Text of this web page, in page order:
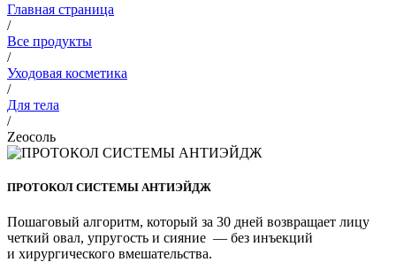
Главная страница
/
Все продукты
/
Уходовая косметика
/
Для тела
/
Zeoсоль
ПРОТОКОЛ СИСТЕМЫ АНТИЭЙДЖ
Пошаговый алгоритм, который за 30 дней возвращает лицу
четкий овал, упругость и сияние — без инъекций
и хирургического вмешательства.